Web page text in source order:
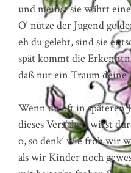
und meinst sie währt
O‘ nütze der Jugend
eh du gelebt, sind sie
spät kommt die
daß nur ein Traum deine
Wenn du oft in späteren
dieses Vers’chen wirst
o, so denk‘ wie froh wir
als wir Kinder noch